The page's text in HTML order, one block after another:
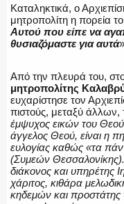
ΟΠΛΑ/ΕΞΟΠΛΙΣΜΟΣ
ΟΜΑΔΕΣ ΕΛ.ΑΣ.
Καταληκτικά, ο
μητροπολίτη η πορεία
Αυτού που είπε να
θυσιαζόμαστε για αυτά
Από την πλευρά του,
μητροπολίτης
ευχαρίστησε τον
πιστούς, μεταξύ άλλων,
έμψυχος εικών του
άγγελος Θεού, είναι η
ευλογίας καθώς «τα
(Συμεών Θεσσαλονίκης).
διάκονος και υπηρέτης
χάριτος, κιθάρα
κηδεμών και προστάτης